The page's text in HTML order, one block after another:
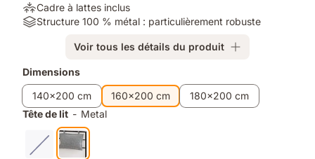
Design
industriel
Soulagement
de
à
lattes
inclus
Cadre à lattes inclus
Material:
métal
:
particulièrement
robuste
Structure 100 % métal : particulièrement robuste
Voir tous les détails du produit
Produits
supplémentaires
Dimensions
140x200 cm
160x200 cm
180x200 cm
Tête de lit - Metal